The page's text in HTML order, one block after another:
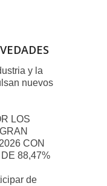
y la
nuevos
LOS
CON
88,47%
de